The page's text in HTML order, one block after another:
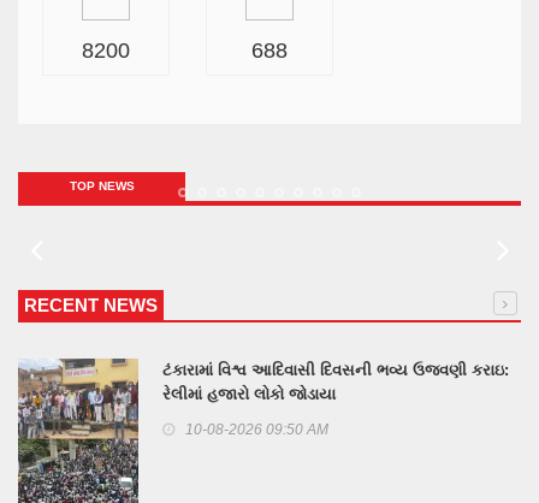
8200 688
TOP NEWS
મોરબી પાલિકાના પુર્વ ઉપપ્રમુખ અને તેના દિકરાની તિક્ષણ
RECENT NEWS
ટંકારામાં વિશ્વ આદિવાસી દિવસની ભવ્ય ઉજવણી કરાઇ:
રેલીમાં હજારો લોકો જોડાયા
10-08-2026 09:50 AM